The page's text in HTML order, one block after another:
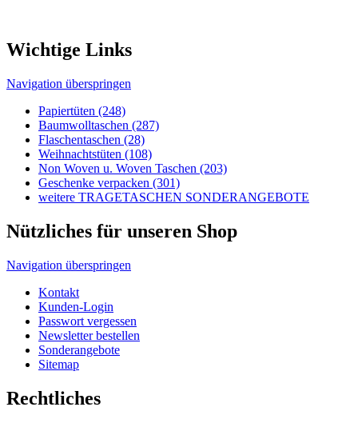
Non Woven u. Woven Taschen (203)
Geschenke verpacken (301)
Nützliches für unseren Shop
Navigation überspringen
Kontakt
Kunden-Login
Passwort vergessen
Sonderangebote
Sitemap
Rechtliches
Navigation überspringen
Impressum
AGB's
Lieferungen-Zahlungsbedingungen
Datenschutzbestimmungen
Allgemeine Infos